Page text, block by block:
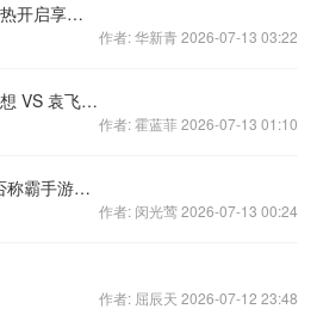
《时空猎人》10日647区火热开启享受热血格斗
作者: 华新青 2026-07-13 03:22
IET《乱斗西游》半决赛 李想 VS 袁飞实录视频
作者: 霍蓝菲 2026-07-13 01:10
重度手游迎来爆发 最终能否称霸手游市场
作者: 闵光莺 2026-07-13 00:24
作者: 屈辰天 2026-07-12 23:48